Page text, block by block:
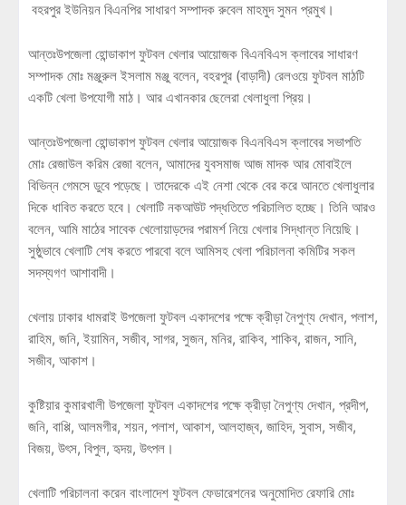
বহরপুর ইউনিয়ন বিএনপির সাধারণ সম্পাদক রুবেল মাহমুদ সুমন প্রমুখ।
আন্তঃউপজেলা হোন্ডাকাপ ফুটবল খেলার আয়োজক বিএনবিএস ক্লাবের সাধারণ
সম্পাদক মোঃ মঞ্জুরুল ইসলাম মঞ্জু বলেন, বহরপুর (বাড়াদী) রেলওয়ে ফুটবল মাঠটি
একটি খেলা উপযোগী মাঠ। আর এখানকার ছেলেরা খেলাধুলা প্রিয়।
আন্তঃউপজেলা হোন্ডাকাপ ফুটবল খেলার আয়োজক বিএনবিএস ক্লাবের সভাপতি
মোঃ রেজাউল করিম রেজা বলেন, আমাদের যুবসমাজ আজ মাদক আর মোবাইলে
বিভিন্ন গেমসে ডুবে পড়েছে। তাদেরকে এই নেশা থেকে বের করে আনতে খেলাধুলার
দিকে ধাবিত করতে হবে। খেলাটি নকআউট পদ্ধতিতে পরিচালিত হচ্ছে। তিনি আরও
বলেন, আমি মাঠের সাবেক খেলোয়াড়দের পরামর্শ নিয়ে খেলার সিদ্ধান্ত নিয়েছি।
সুষ্ঠুভাবে খেলাটি শেষ করতে পারবো বলে আমিসহ খেলা পরিচালনা কমিটির সকল
সদস্যগণ আশাবাদী।
খেলায় ঢাকার ধামরাই উপজেলা ফুটবল একাদশের পক্ষে ক্রীড়া নৈপুণ্য দেখান, পলাশ,
রাহিম, জনি, ইয়ামিন, সজীব, সাগর, সুজন, মনির, রাকিব, শাকিব, রাজন, সানি,
সজীব, আকাশ।
কুষ্টিয়ার কুমারখালী উপজেলা ফুটবল একাদশের পক্ষে ক্রীড়া নৈপুণ্য দেখান, প্রদীপ,
জনি, বাপ্পি, আলমগীর, শয়ন, পলাশ, আকাশ, আলহাজ্ব, জাহিদ, সুবাস, সজীব,
বিজয়, উৎস, বিপুল, হৃদয়, উৎপল।
খেলাটি পরিচালনা করেন বাংলাদেশ ফুটবল ফেডারেশনের অনুমোদিত রেফারি মোঃ